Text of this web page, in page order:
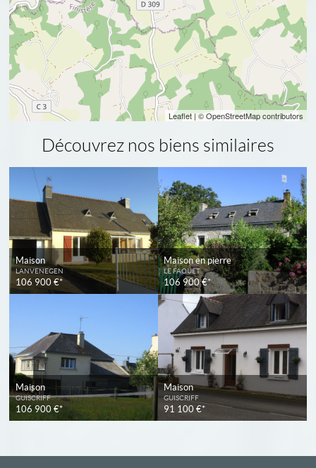
Leaflet| © OpenStreetMap contributors
Découvrez nos biens similaires
Maison
LANVENEGEN
106 900 €*
Maison en pierre
LE FAOUET
106 900 €*
Maison
GUISCRIFF
106 900 €*
Maison
GUISCRIFF
91 100 €*